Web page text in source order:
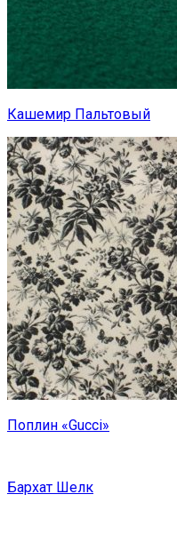
Кашемир Пальтовый
Поплин «Gucci»
Бархат Шелк